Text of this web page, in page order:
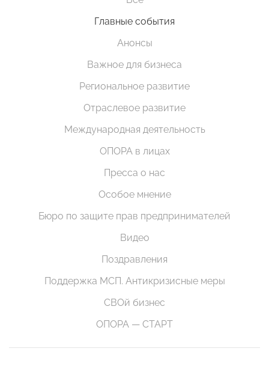
Главные события
Анонсы
Важное для бизнеса
Региональное развитие
Отраслевое развитие
Международная деятельность
ОПОРА в лицах
Пресса о нас
Особое мнение
Бюро по защите прав предпринимателей
Видео
Поздравления
Поддержка МСП. Антикризисные меры
СВОй бизнес
ОПОРА — СТАРТ